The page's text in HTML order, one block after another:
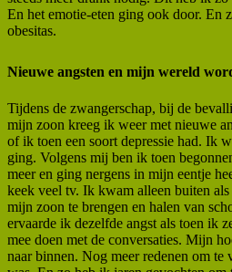
En het emotie-eten ging ook door. En
obesitas.
Nieuwe angsten en mijn wereld
Tijdens de zwangerschap, bij de
mijn zoon kreeg ik weer met nieuwe
of ik toen een soort depressie had. Ik
ging. Volgens mij ben ik toen
meer en ging nergens in mijn eentje
keek veel tv. Ik kwam alleen buiten
mijn zoon te brengen en halen van
ervaarde ik dezelfde angst als toen ik
mee doen met de conversaties. Mijn
naar binnen. Nog meer redenen om